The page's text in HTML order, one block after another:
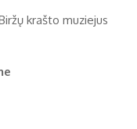
krašto muziejus